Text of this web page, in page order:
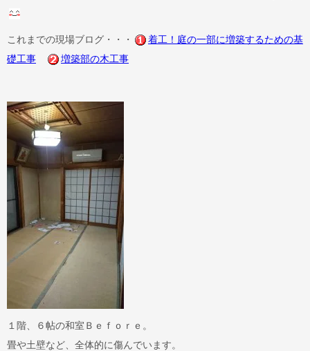
これまでの現場ブログ・・・
着工！庭の一部に増築するための基
礎工事
増築部の木工事
１階、６帖の和室Ｂｅｆｏｒｅ。
畳や土壁など、全体的に傷んでいます。